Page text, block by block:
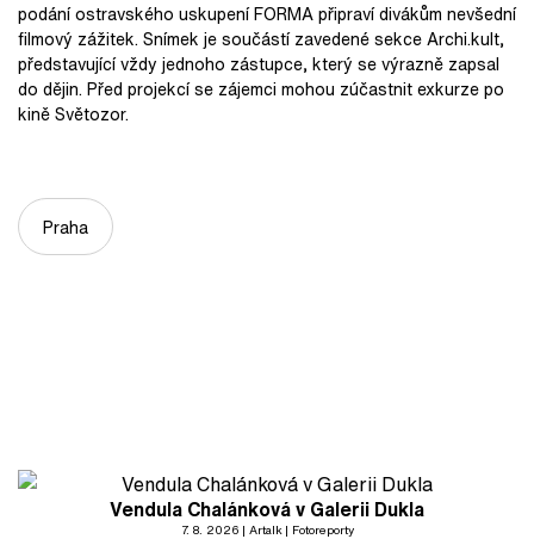
podání ostravského uskupení FORMA připraví divákům nevšední
filmový zážitek. Snímek je součástí zavedené sekce Archi.kult,
představující vždy jednoho zástupce, který se výrazně zapsal
do dějin. Před projekcí se zájemci mohou zúčastnit exkurze po
kině Světozor.
Praha
Vendula Chalánková v Galerii Dukla
7. 8. 2026 Artalk Fotoreporty